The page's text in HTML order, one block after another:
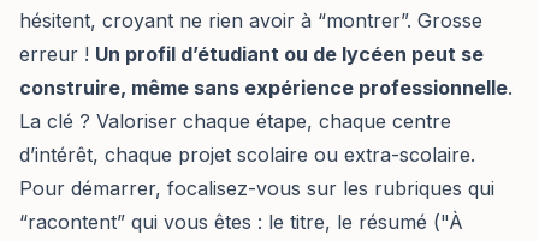
hésitent, croyant ne rien avoir à “montrer”. Grosse
erreur ! Un profil d’étudiant ou de lycéen peut se
construire, même sans expérience professionnelle.
La clé ? Valoriser chaque étape, chaque centre
d’intérêt, chaque projet scolaire ou extra-scolaire.
Pour démarrer, focalisez-vous sur les rubriques qui
“racontent” qui vous êtes : le titre, le résumé ("À